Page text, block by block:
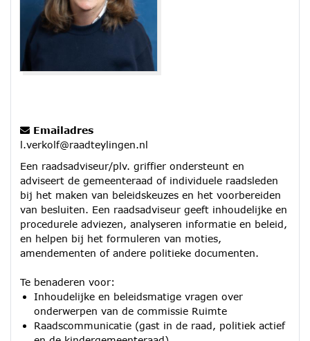
Emailadres
l.verkolf@raadteylingen.nl
Een raadsadviseur/plv. griffier ondersteunt en
adviseert de gemeenteraad of individuele raadsleden
bij het maken van beleidskeuzes en het voorbereiden
van besluiten. Een raadsadviseur geeft inhoudelijke en
procedurele adviezen, analyseren informatie en beleid,
en helpen bij het formuleren van moties,
amendementen of andere politieke documenten.
Te benaderen voor:
Inhoudelijke en beleidsmatige vragen over
onderwerpen van de commissie Ruimte
Raadscommunicatie (gast in de raad, politiek actief